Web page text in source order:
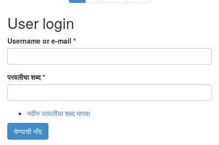
User login
Username or e-mail *
परवलीचा शब्द*
नवीन परवलीचा शब्द मागवा
येण्याची नोंद